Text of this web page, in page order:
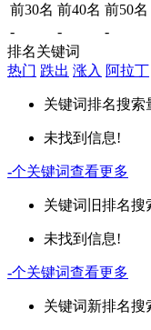
前30名 前40名 前50名
-
-
-
排名关键词
热门 跌出 涨入 阿拉丁
关键词排名搜索
未找到信息!
-个关键词查看更多
关键词 旧排名搜
未找到信息!
-个关键词查看更多
关键词新排名搜